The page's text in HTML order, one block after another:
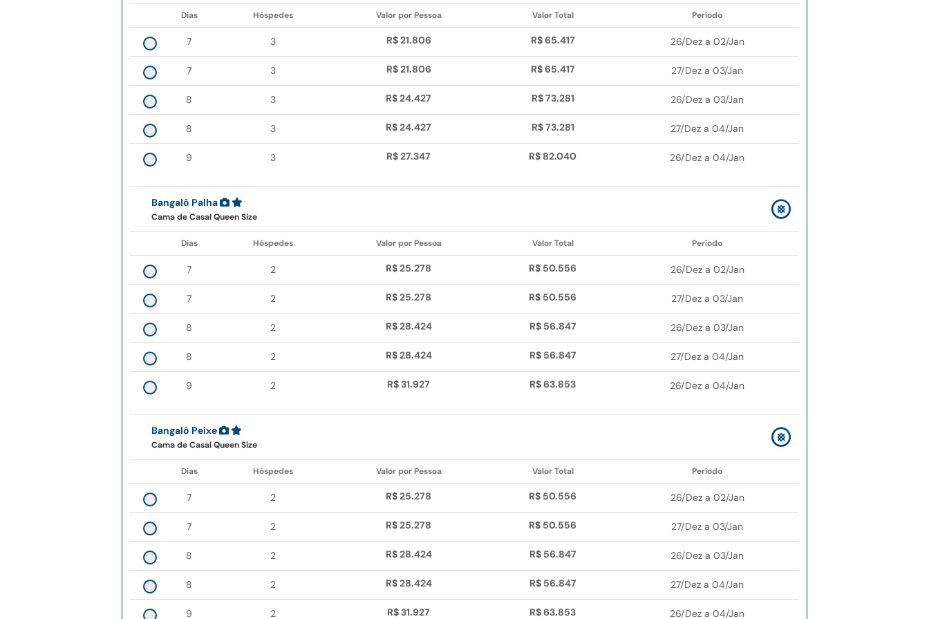
Dias Hóspedes Valor por Pessoa Valor Total Período
7 3 R$ 21.806 R$ 65.417 26/Dez a 02/Jan
7 3 R$ 21.806 R$ 65.417 27/Dez a 03/Jan
8 3 R$ 24.427 R$ 73.281 26/Dez a 03/Jan
8 3 R$ 24.427 R$ 73.281 27/Dez a 04/Jan
9 3 R$ 27.347 R$ 82.040 26/Dez a 04/Jan
Bangalô Palha
Cama de Casal Queen Size
Dias Hóspedes Valor por Pessoa Valor Total Período
7 2 R$ 25.278 R$ 50.556 26/Dez a 02/Jan
7 2 R$ 25.278 R$ 50.556 27/Dez a 03/Jan
8 2 R$ 28.424 R$ 56.847 26/Dez a 03/Jan
8 2 R$ 28.424 R$ 56.847 27/Dez a 04/Jan
9 2 R$ 31.927 R$ 63.853 26/Dez a 04/Jan
Bangalô Peixe
Cama de Casal Queen Size
Dias Hóspedes Valor por Pessoa Valor Total Período
7 2 R$ 25.278 R$ 50.556 26/Dez a 02/Jan
7 2 R$ 25.278 R$ 50.556 27/Dez a 03/Jan
8 2 R$ 28.424 R$ 56.847 26/Dez a 03/Jan
8 2 R$ 28.424 R$ 56.847 27/Dez a 04/Jan
9 2 R$ 31.927 R$ 63.853 26/Dez a 04/Jan